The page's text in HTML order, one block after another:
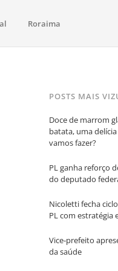
Boa Vista e todo o estado
Roraima
POSTS MAIS
Doce de marrom
batata, uma
vamos fazer?
PL ganha reforço
do deputado
Nicoletti fecha
PL com estratégia
Vice‑prefeito
da saúde